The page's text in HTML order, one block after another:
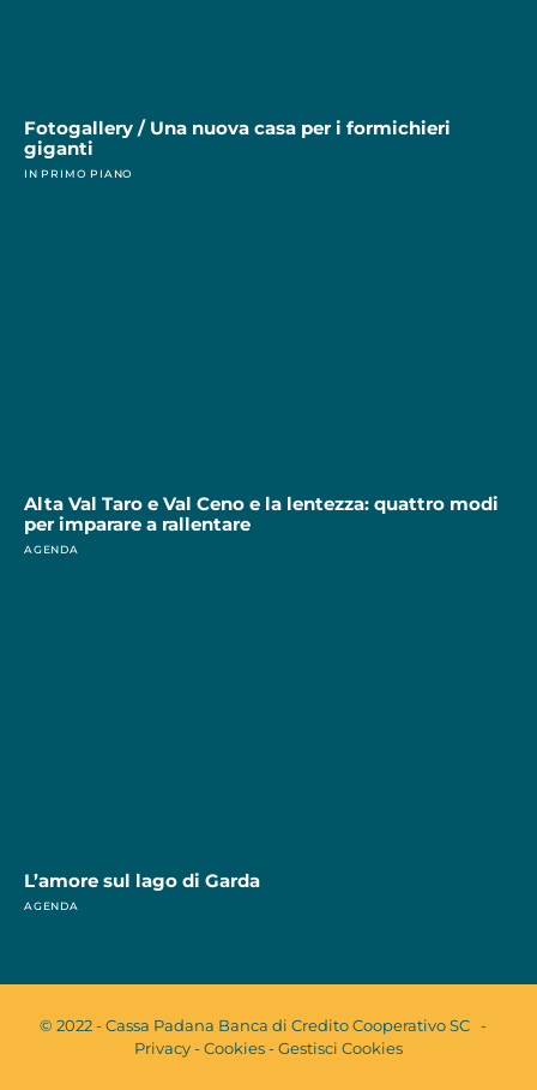
Fotogallery / Una nuova casa per i formichieri
giganti
IN PRIMO PIANO
Alta Val Taro e Val Ceno e la lentezza: quattro modi
per imparare a rallentare
AGENDA
L’amore sul lago di Garda
AGENDA
© 2022 - Cassa Padana Banca di Credito Cooperativo SC -
Privacy-Cookies-Gestisci Cookies